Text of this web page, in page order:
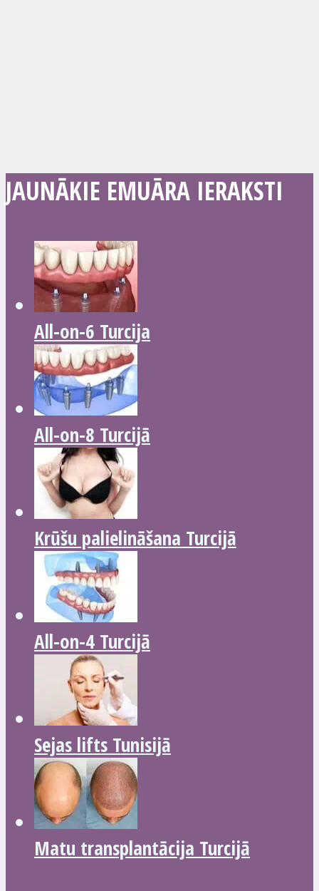
JAUNĀKIE EMUĀRA IERAKSTI
All-on-6 Turcija
All-on-8 Turcijā
Krūšu palielināšana Turcijā
All-on-4 Turcijā
Sejas lifts Tunisijā
Matu transplantācija Turcijā